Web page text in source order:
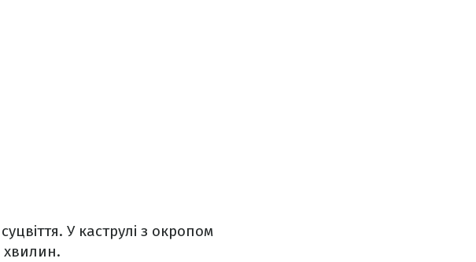
У каструлі з окропом
хвилин.